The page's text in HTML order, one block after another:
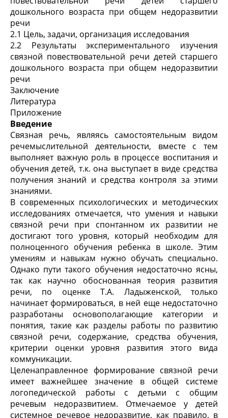
дошкольного возраста при общем недоразвитии
речи
2.1 Цель, задачи, организация исследования
2.2 Результаты экспериментального изучения
связной повествовательной речи детей старшего
дошкольного возраста при общем недоразвитии
речи
Заключение
Литература
Приложение
Введение
Связная речь, являясь самостоятельным видом
речемыслительной деятельности, вместе с тем
выполняет важную роль в процессе воспитания и
обучения детей, т.к. она выступает в виде средства
получения знаний и средства контроля за этими
знаниями.
В современных психологических и методических
исследованиях отмечается, что умения и навыки
связной речи при спонтанном их развитии не
достигают того уровня, который необходим для
полноценного обучения ребенка в школе. Этим
умениям и навыкам нужно обучать специально.
Однако пути такого обучения недостаточно ясны,
так как научно обоснованная теория развития
речи, по оценке Т.А. Ладыженской, только
начинает формироваться, в ней еще недостаточно
разработаны основополагающие категории и
понятия, такие как разделы работы по развитию
связной речи, содержание, средства обучения,
критерии оценки уровня развития этого вида
коммуникации.
Целенаправленное формирование связной речи
имеет важнейшее значение в общей системе
логопедической работы с детьми с общим
речевым недоразвитием. Отмечаемое у детей
системное речевое недоразвитие, как правило, в